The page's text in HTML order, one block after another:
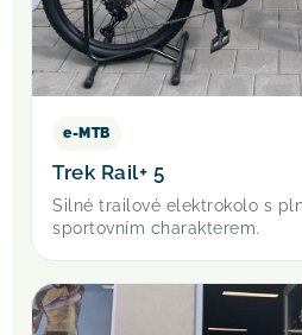
e-MTB
Trek Rail+ 5
Silné trailové elektrokolo s
sportovním charakterem.